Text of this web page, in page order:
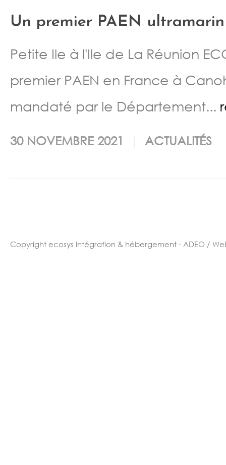
Un premier PAEN ultramarin
Petite Ile à l'Ile de La Réunion
premier PAEN en France à
mandaté par le Département...
30 NOVEMBRE 2021 ACTUALITÉS
Copyright ecosys Intégration & hébergement - ADEO /